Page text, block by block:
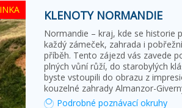
KLENOTY NORMANDIE
Normandie – kraj, kde se historie
každý zámeček, zahrada i
příběh. Tento zájezd vás zavede
plných vůní růží, do starobylých
byste vstoupili do obrazu z
kouzelné zahrady Almanzor-
Podrobné poznávací okruhy